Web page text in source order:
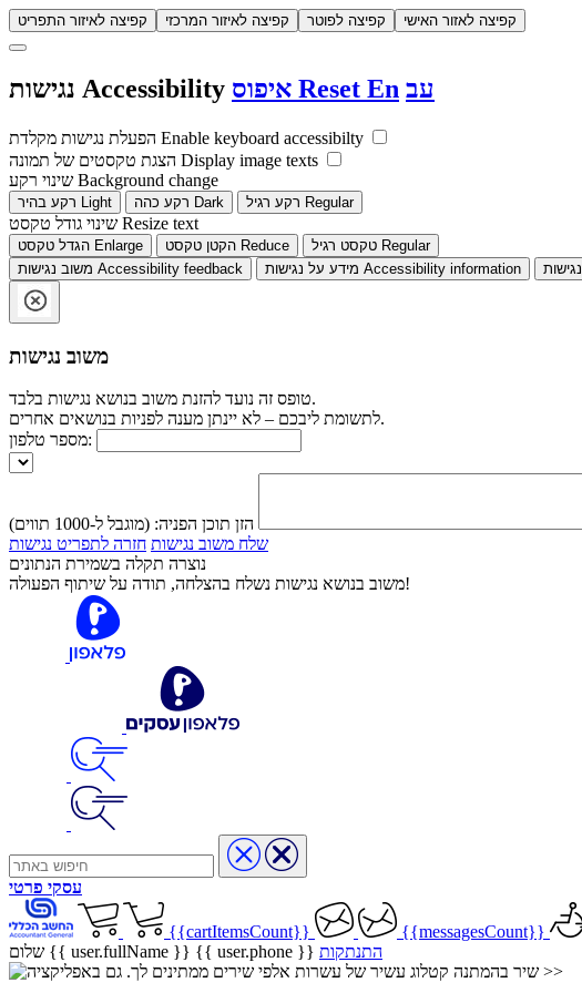
קפיצה לאיזור התפריט קפיצה לאיזור המרכזי קפיצה לפוטר קפיצה לאזור האישי
Accessibility Reset En עב
Enable keyboard accessibilty
Display image texts
Background change
Light Dark Regular
Resize text
Enlarge Reduce
Regular
Accessibility feedback Accessibility information
משוב נגישות
טופס זה נועד להזנת משוב בנושא נגישות בלבד.
לתשומת ליבכם – לא יינתן מענה לפניות בנושאים אחרים.
מספר טלפון:
הזן תוכן הפניה: (מוגבל ל-1000 תווים)
שלח משוב נגישות חזרה לתפריט נגישות
נוצרה תקלה בשמירת הנתונים
משוב בנושא נגישות נשלח בהצלחה, תודה על שיתוף הפעולה!
עסקי פרטי
{{cartItemsCount}} {{messagesCount}}
שלום {{ user.fullName }} {{ user.phone }} התנתקות